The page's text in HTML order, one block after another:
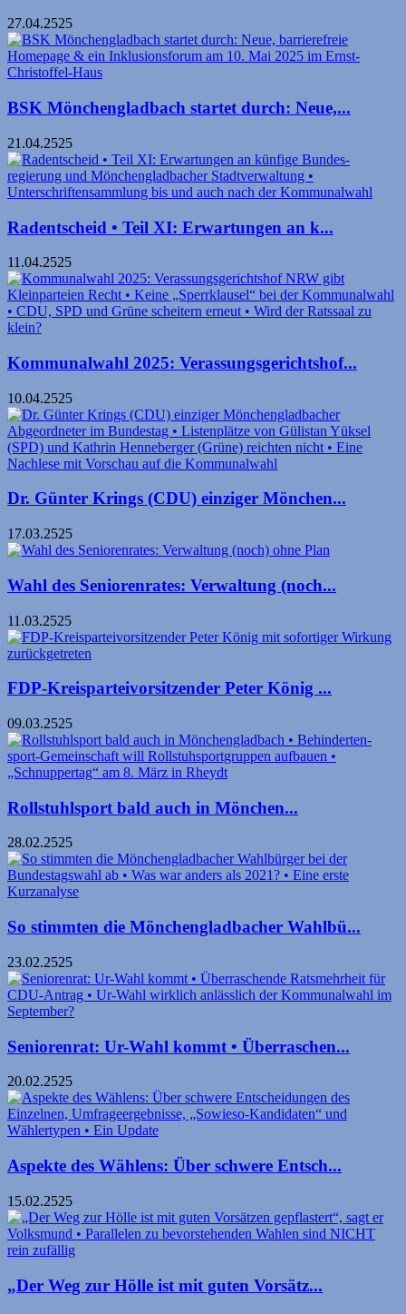
27.04.2525
BSK Mönchengladbach startet durch: Neue,...
21.04.2525
Radentscheid • Teil XI: Erwartungen an k...
11.04.2525
Kommunalwahl 2025: Verassungsgerichtshof...
10.04.2525
Dr. Günter Krings (CDU) einziger Mönchen...
17.03.2525
Wahl des Seniorenrates: Verwaltung (noch...
11.03.2525
FDP-Kreisparteivorsitzender Peter König ...
09.03.2525
Rollstuhlsport bald auch in Mönchen­...
28.02.2525
So stimmten die Mönchengladbacher Wahlbü...
23.02.2525
Seniorenrat: Ur-Wahl kommt • Überraschen...
20.02.2525
Aspekte des Wählens: Über schwere Entsch...
15.02.2525
„Der Weg zur Hölle ist mit guten Vorsätz...